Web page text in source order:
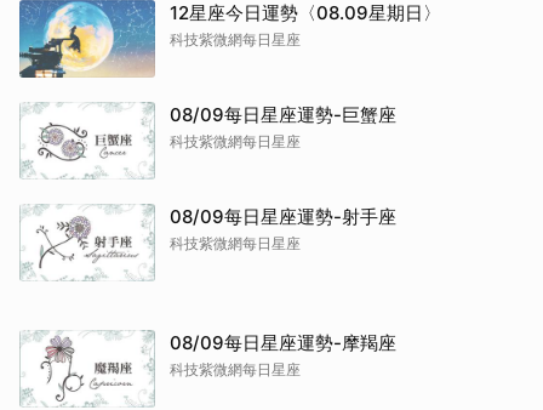
12星座今日運勢〈08.09星期日〉
科技紫微網每日星座
08/09每日星座運勢-巨蟹座
科技紫微網每日星座
08/09每日星座運勢-射手座
科技紫微網每日星座
08/09每日星座運勢-摩羯座
科技紫微網每日星座